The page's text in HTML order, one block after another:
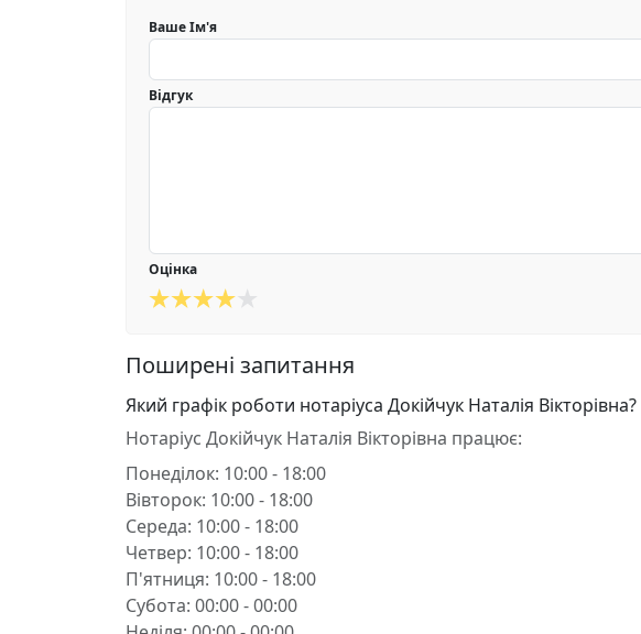
Ваше Ім'я
Відгук
Оцінка
Поширені запитання
Який графік роботи нотаріуса Докійчук Наталія Вікторівна?
Нотаріус Докійчук Наталія Вікторівна працює:
Понеділок: 10:00 - 18:00
Вівторок: 10:00 - 18:00
Середа: 10:00 - 18:00
Четвер: 10:00 - 18:00
П'ятниця: 10:00 - 18:00
Субота: 00:00 - 00:00